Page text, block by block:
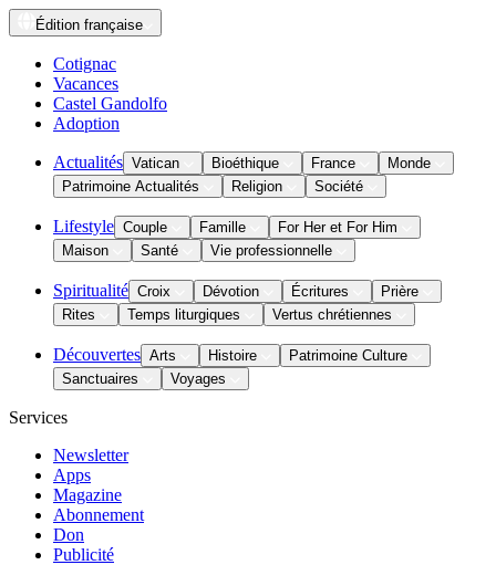
Édition française
Cotignac
Vacances
Castel Gandolfo
Adoption
Actualités Vatican Bioéthique France
Monde
Patrimoine Actualités
Religion Société
Lifestyle Couple Famille
For Her et For Him
Maison
Santé Vie professionnelle
Spiritualité Croix Dévotion Écritures
Prière
Rites
Temps liturgiques Vertus chrétiennes
Découvertes Arts Histoire
Patrimoine Culture
Sanctuaires
Voyages
Services
Newsletter
Apps
Magazine
Abonnement
Don
Publicité